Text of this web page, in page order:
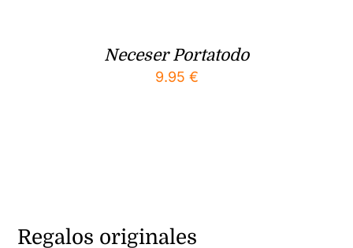
Neceser Portatodo
9.95 €
Regalos originales